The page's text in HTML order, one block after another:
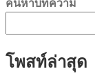
ค้นหาบทความ
โพสท์ล่าสุด